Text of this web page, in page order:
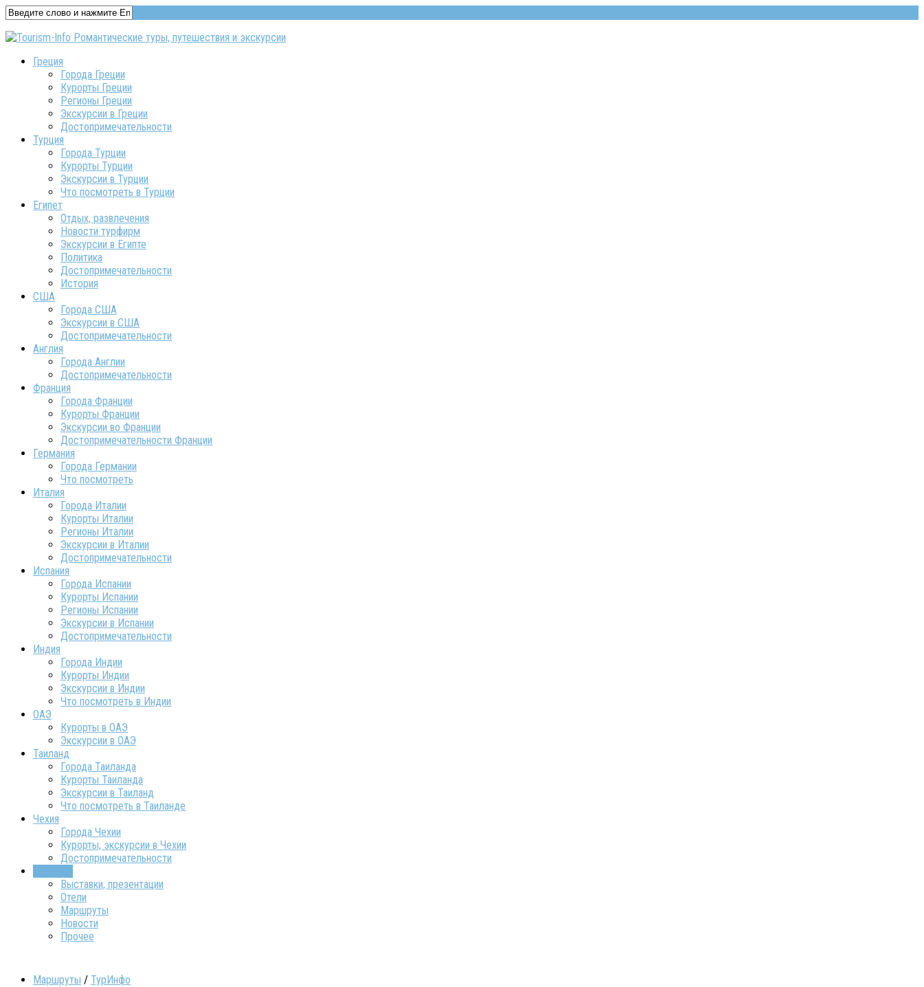
Греция
Города Греции
Курорты Греции
Регионы Греции
Экскурсии в Греции
Достопримечательности
Турция
Города Турции
Курорты Турции
Экскурсии в Турции
Что посмотреть в Турции
Египет
Отдых, развлечения
Новости турфирм
Экскурсии в Египте
Политика
Достопримечательности
История
США
Города США
Экскурсии в США
Достопримечательности
Англия
Города Англии
Достопримечательности
Франция
Города Франции
Курорты Франции
Экскурсии во Франции
Достопримечательности Франции
Германия
Города Германии
Что посмотреть
Италия
Города Италии
Курорты Италии
Регионы Италии
Экскурсии в Италии
Достопримечательности
Испания
Города Испании
Курорты Испании
Регионы Испании
Экскурсии в Испании
Достопримечательности
Индия
Города Индии
Курорты Индии
Экскурсии в Индии
Что посмотреть в Индии
ОАЭ
Курорты в ОАЭ
Экскурсии в ОАЭ
Таиланд
Города Таиланда
Курорты Таиланда
Экскурсии в Таиланд
Что посмотреть в Таиланде
Чехия
Города Чехии
Курорты, экскурсии в Чехии
Достопримечательности
Выставки, презентации
Отели
Маршруты
Новости
Прочее
Маршруты / ТурИнфо